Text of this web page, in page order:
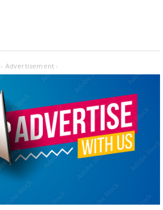
- Advertisement -